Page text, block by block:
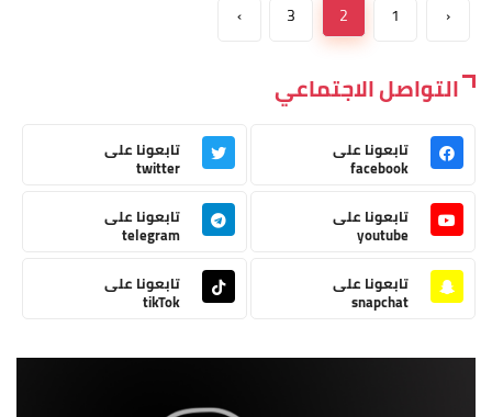
‹
1
2
3
›
التواصل الاجتماعي
تابعونا على
facebook
تابعونا على
twitter
تابعونا على
youtube
تابعونا على
telegram
تابعونا على
snapchat
تابعونا على
tikTok